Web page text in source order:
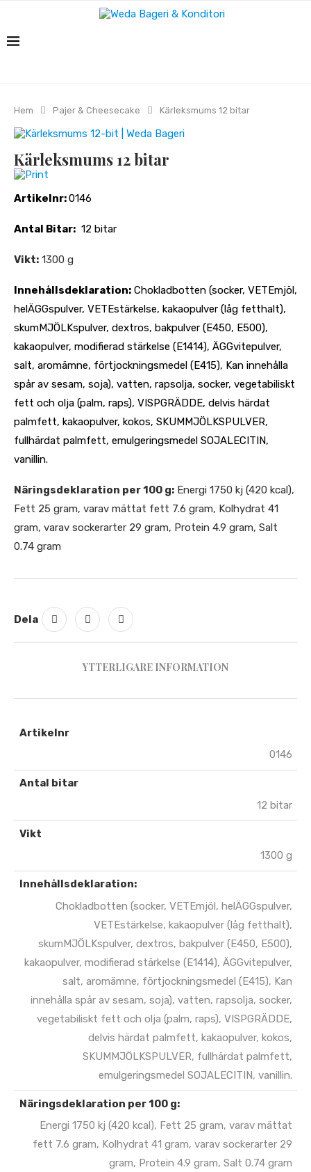
Hem Pajer & Cheesecake Kärleksmums 12 bitar
Kärleksmums 12 bitar
Print
Artikelnr:0146
Antal Bitar: 12 bitar
Vikt: 1300 g
Innehållsdeklaration: Chokladbotten (socker, VETEmjöl,
helÄGGspulver, VETEstärkelse, kakaopulver (låg fetthalt),
skumMJÖLKspulver, dextros, bakpulver (E450, E500),
kakaopulver, modifierad stärkelse (E1414), ÄGGvitepulver,
salt, aromämne, förtjockningsmedel (E415), Kan innehålla
spår av sesam, soja), vatten, rapsolja, socker, vegetabiliskt
fett och olja (palm, raps), VISPGRÄDDE, delvis härdat
palmfett, kakaopulver, kokos, SKUMMJÖLKSPULVER,
fullhärdat palmfett, emulgeringsmedel SOJALECITIN,
vanillin.
Näringsdeklaration per 100 g: Energi 1750 kj (420 kcal),
Fett 25 gram, varav mättat fett 7.6 gram, Kolhydrat 41
gram, varav sockerarter 29 gram, Protein 4.9 gram, Salt
0.74 gram
Dela
YTTERLIGARE INFORMATION
Artikelnr
0146
Antal bitar
12 bitar
Vikt
1300 g
Innehållsdeklaration:
Chokladbotten (socker, VETEmjöl, helÄGGspulver,
VETEstärkelse, kakaopulver (låg fetthalt),
skumMJÖLKspulver, dextros, bakpulver (E450, E500),
kakaopulver, modifierad stärkelse (E1414), ÄGGvitepulver,
salt, aromämne, förtjockningsmedel (E415), Kan
innehålla spår av sesam, soja), vatten, rapsolja, socker,
vegetabiliskt fett och olja (palm, raps), VISPGRÄDDE,
delvis härdat palmfett, kakaopulver, kokos,
SKUMMJÖLKSPULVER, fullhärdat palmfett,
emulgeringsmedel SOJALECITIN, vanillin.
Näringsdeklaration per 100 g:
Energi 1750 kj (420 kcal), Fett 25 gram, varav mättat
fett 7.6 gram, Kolhydrat 41 gram, varav sockerarter 29
gram, Protein 4.9 gram, Salt 0.74 gram